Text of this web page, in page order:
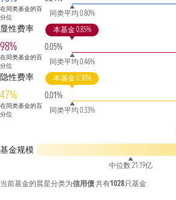
在同类基金的百
分位
同类平均 0.80%
显性费率
98%
在同类基金的百
分位
0.05%
本基金 0.85%
同类平均 0.46%
隐性费率
47%
在同类基金的百
分位
0.01%
本基金 0.30%
同类平均 0.33%
基金规模
中位数 21.19亿
当前基金的晨星分类为信用债共有1028只基金